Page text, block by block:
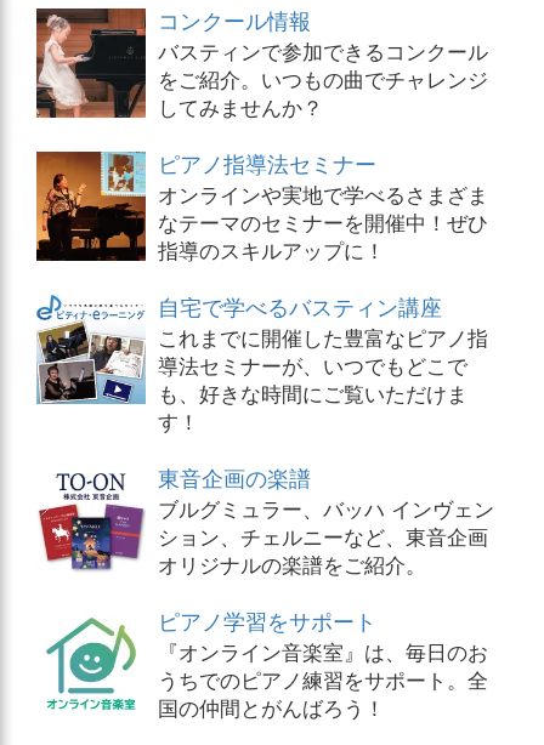
コンクール情報
バスティンで参加できるコンクール
をご紹介。いつもの曲でチャレンジ
してみませんか？
ピアノ指導法セミナー
オンラインや実地で学べるさまざま
なテーマのセミナーを開催中！ぜひ
指導のスキルアップに！
自宅で学べるバスティン講座
これまでに開催した豊富なピアノ指
導法セミナーが、いつでもどこで
も、好きな時間にご覧いただけま
す！
東音企画の楽譜
ブルグミュラー、バッハ インヴェン
ション、チェルニーなど、東音企画
オリジナルの楽譜をご紹介。
ピアノ学習をサポート
『オンライン音楽室』は、毎日のお
うちでのピアノ練習をサポート。全
国の仲間とがんばろう！